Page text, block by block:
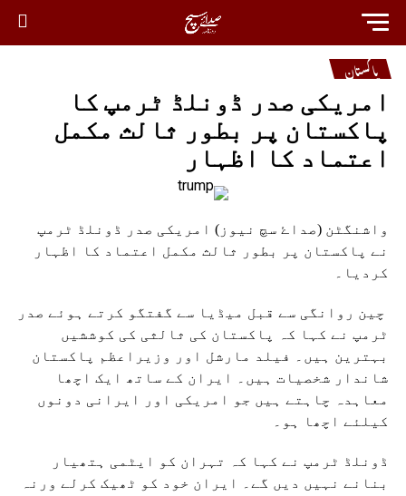
پاکستان
امریکی صدر ڈونلڈ ٹرمپ کا
پاکستان پر بطور ثالث مکمل
اعتماد کا اظہار
واشنگٹن (صداۓ سچ نیوز) امریکی صدر ڈونلڈ ٹرمپ
نے پاکستان پر بطور ثالث مکمل اعتماد کا اظہار
کردیا۔
چین روانگی سے قبل میڈیا سے گفتگو کرتے ہوئے صدر
ٹرمپ نے کہا کہ پاکستان کی ثالثی کی کوششیں
بہترین ہیں۔ فیلد مارشل اور وزیراعظم پاکستان
شاندار شخصیات ہیں۔ ایران کے ساتھ ایک اچھا
معاہدہ چاہتے ہیں جو امریکی اور ایرانی دونوں
کیلئے اچھا ہو۔
ڈونلڈ ٹرمپ نے کہا کہ تہران کو ایٹمی ہتھیار
بنانے نہیں دیں گے۔ ایران خود کو ٹھیک کرلے ورنہ